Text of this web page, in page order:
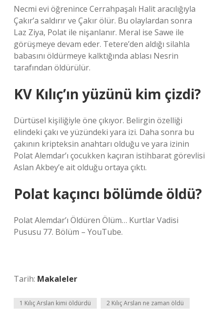
Necmi evi öğrenince Cerrahpaşalı Halit aracılığıyla
Çakır’a saldırır ve Çakır ölür. Bu olaylardan sonra
Laz Ziya, Polat ile nişanlanır. Meral ise Sawe ile
görüşmeye devam eder. Tetere’den aldığı silahla
babasını öldürmeye kalktığında ablası Nesrin
tarafından öldürülür.
KV Kılıç’ın yüzünü kim çizdi?
Dürtüsel kişiliğiyle öne çıkıyor. Belirgin özelliği
elindeki çakı ve yüzündeki yara izi. Daha sonra bu
çakının kripteksin anahtarı olduğu ve yara izinin
Polat Alemdar’ı çocukken kaçıran istihbarat görevlisi
Aslan Akbey’e ait olduğu ortaya çıktı.
Polat kaçıncı bölümde öldü?
Polat Alemdar’ı Öldüren Ölüm… Kurtlar Vadisi
Pususu 77. Bölüm – YouTube.
Tarih: Makaleler
1 Kılıç Arslan kimi öldürdü 2 Kılıç Arslan ne zaman öldü